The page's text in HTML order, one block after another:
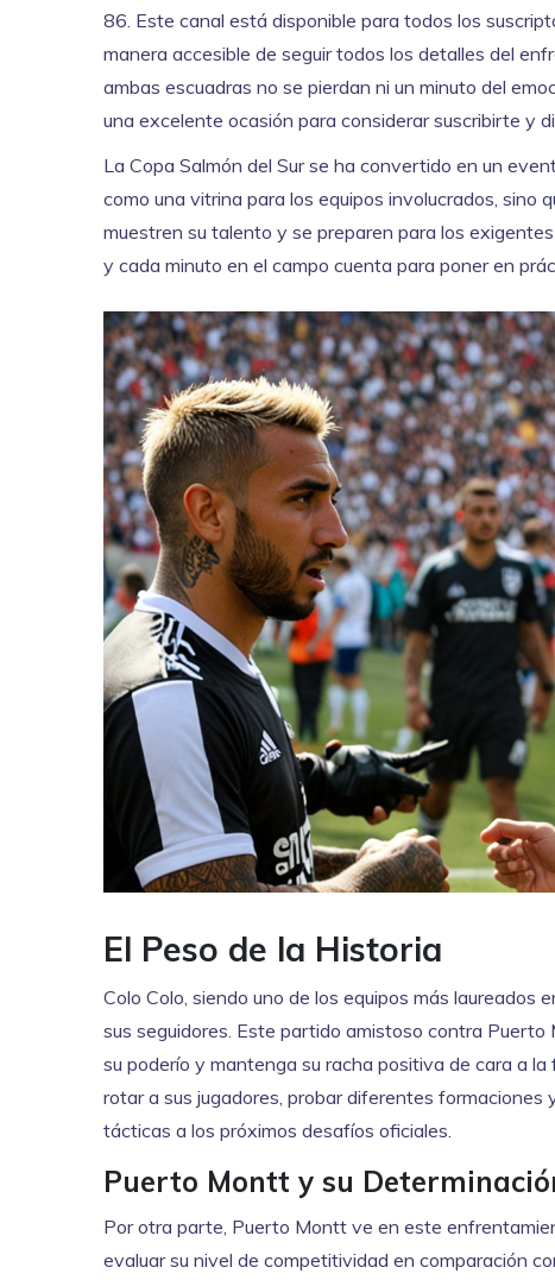
86. Este canal está disponible para todos los
manera accesible de seguir todos los detalles del
ambas escuadras no se pierdan ni un minuto del
una excelente ocasión para considerar suscribirte y
La Copa Salmón del Sur se ha convertido en un
como una vitrina para los equipos involucrados, sino
muestren su talento y se preparen para los
y cada minuto en el campo cuenta para poner en
El Peso de la Historia
Colo Colo, siendo uno de los equipos más
sus seguidores. Este partido amistoso contra
su poderío y mantenga su racha positiva de cara a
rotar a sus jugadores, probar diferentes
tácticas a los próximos desafíos oficiales.
Puerto Montt y su
Por otra parte, Puerto Montt ve en este
evaluar su nivel de competitividad en comparación